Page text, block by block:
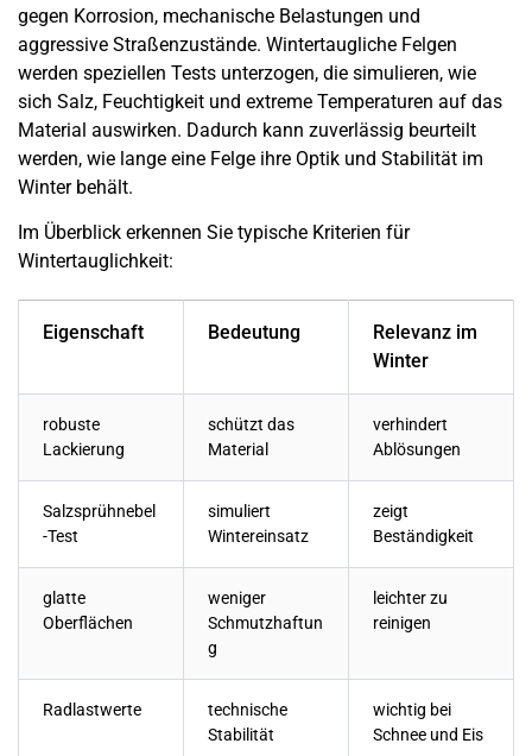
gegen Korrosion, mechanische Belastungen und
aggressive Straßenzustände. Wintertaugliche Felgen
werden speziellen Tests unterzogen, die simulieren, wie
sich Salz, Feuchtigkeit und extreme Temperaturen auf das
Material auswirken. Dadurch kann zuverlässig beurteilt
werden, wie lange eine Felge ihre Optik und Stabilität im
Winter behält.
Im Überblick erkennen Sie typische Kriterien für
Wintertauglichkeit:
Eigenschaft Bedeutung
Relevanz im
Winter
robuste
Lackierung
schützt das
Material
verhindert
Ablösungen
Salzsprühnebel
-Test
simuliert
Wintereinsatz
zeigt
Beständigkeit
glatte
Oberflächen
weniger
Schmutzhaftun
g
leichter zu
reinigen
Radlastwerte
technische
Stabilität
wichtig bei
Schnee und Eis